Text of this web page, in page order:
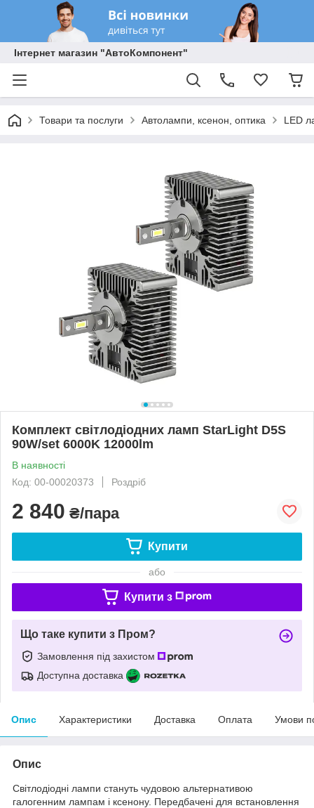
Інтернет магазин "АвтоКомпонент"
Товари та послуги Автолампи, ксенон, оптика LED
Комплект світлодіодних ламп StarLight D5S
90W/set 6000K 12000lm
В наявності
Код: 00-00020373
Роздріб
2 840 ₴/пара
Купити
або
Купити з
Що таке купити з Пром?
Замовлення під захистом
Доступна доставка
Опис Характеристики Доставка Оплата Умови
Опис
Світлодіодні лампи стануть чудовою альтернативою
галогенним лампам і ксенону. Передбачені для встановлення